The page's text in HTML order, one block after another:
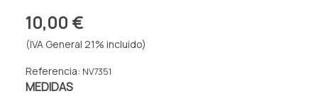
10,00 €
(IVA General 21% incluido)
Referencia: NV7351
MEDIDAS